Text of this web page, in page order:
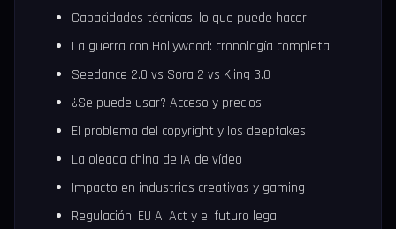
Capacidades técnicas: lo que puede hacer
La guerra con Hollywood: cronología completa
Seedance 2.0 vs Sora 2 vs Kling 3.0
¿Se puede usar? Acceso y precios
El problema del copyright y los deepfakes
La oleada china de IA de vídeo
Impacto en industrias creativas y gaming
Regulación: EU AI Act y el futuro legal